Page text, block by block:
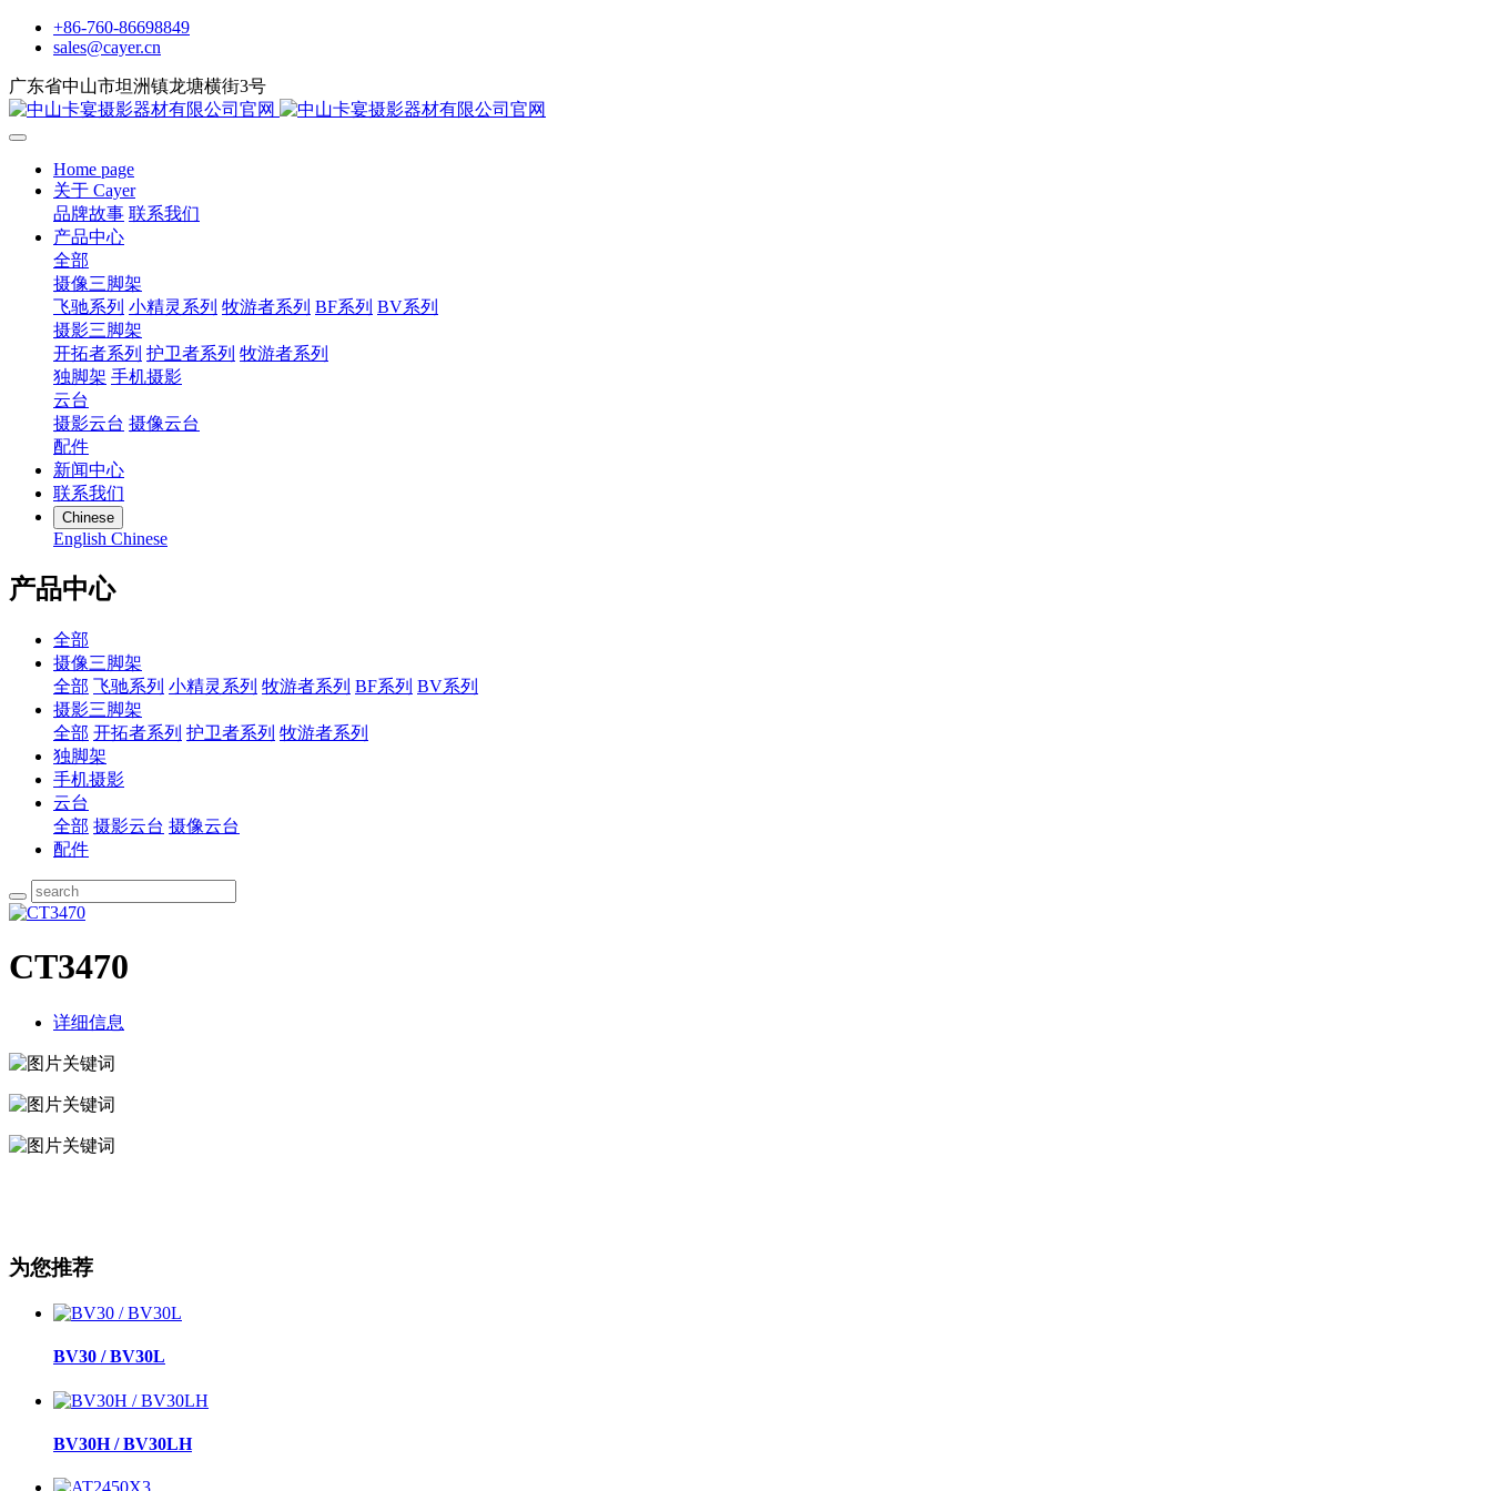
+86-760-86698849
sales@cayer.cn
广东省中山市坦洲镇龙塘横街3号
Home page
关于 Cayer
品牌故事 联系我们
产品中心
全部
摄像三脚架
飞驰系列 小精灵系列 牧游者系列 BF系列 BV系列
摄影三脚架
开拓者系列 护卫者系列 牧游者系列
独脚架 手机摄影
云台
摄影云台 摄像云台
配件
新闻中心
联系我们
Chinese
English Chinese
产品中心
全部
摄像三脚架
全部 飞驰系列 小精灵系列 牧游者系列 BF系列 BV系列
摄影三脚架
全部 开拓者系列 护卫者系列 牧游者系列
独脚架
手机摄影
云台
全部 摄影云台 摄像云台
配件
CT3470
详细信息
为您推荐
BV30 / BV30L
BV30H / BV30LH